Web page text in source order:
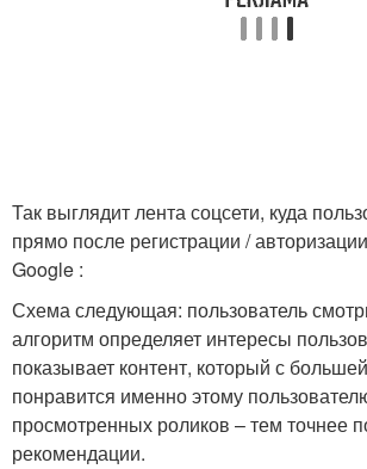
Так выглядит лента соцсети, куда
прямо после регистрации /
Google :
Схема следующая: пользователь
алгоритм определяет интересы
показывает контент, который с
понравится именно этому
просмотренных роликов – тем точнее
рекомендации.